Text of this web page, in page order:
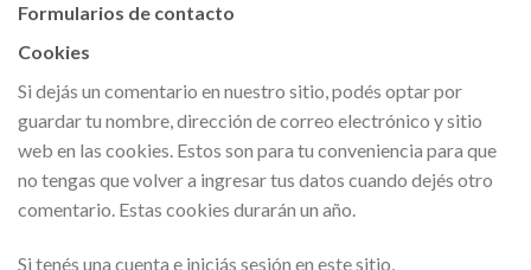
Formularios de contacto
Cookies
Si dejás un comentario en nuestro sitio, podés optar por
guardar tu nombre, dirección de correo electrónico y sitio
web en las cookies. Estos son para tu conveniencia para que
no tengas que volver a ingresar tus datos cuando dejés otro
comentario. Estas cookies durarán un año.
Si tenés una cuenta e iniciás sesión en este sitio,